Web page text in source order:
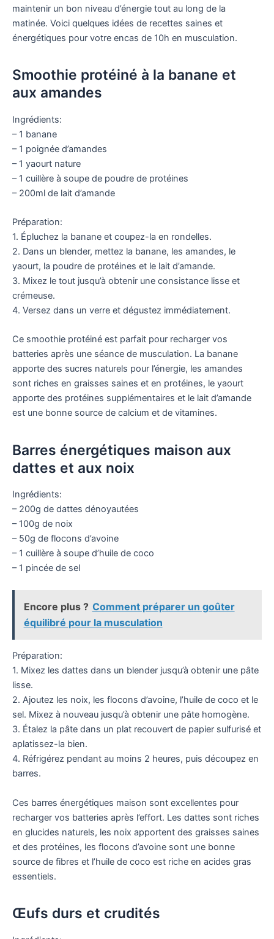
maintenir un bon niveau d’énergie tout au long de la
matinée. Voici quelques idées de recettes saines et
énergétiques pour votre encas de 10h en musculation.
Smoothie protéiné à la banane et
aux amandes
Ingrédients:
– 1 banane
– 1 poignée d’amandes
– 1 yaourt nature
– 1 cuillère à soupe de poudre de protéines
– 200ml de lait d’amande
Préparation:
1. Épluchez la banane et coupez-la en rondelles.
2. Dans un blender, mettez la banane, les amandes, le
yaourt, la poudre de protéines et le lait d’amande.
3. Mixez le tout jusqu’à obtenir une consistance lisse et
crémeuse.
4. Versez dans un verre et dégustez immédiatement.
Ce smoothie protéiné est parfait pour recharger vos
batteries après une séance de musculation. La banane
apporte des sucres naturels pour l’énergie, les amandes
sont riches en graisses saines et en protéines, le yaourt
apporte des protéines supplémentaires et le lait d’amande
est une bonne source de calcium et de vitamines.
Barres énergétiques maison aux
dattes et aux noix
Ingrédients:
– 200g de dattes dénoyautées
– 100g de noix
– 50g de flocons d’avoine
– 1 cuillère à soupe d’huile de coco
– 1 pincée de sel
Encore plus ? Comment préparer un goûter
équilibré pour la musculation
Préparation:
1. Mixez les dattes dans un blender jusqu’à obtenir une pâte
lisse.
2. Ajoutez les noix, les flocons d’avoine, l’huile de coco et le
sel. Mixez à nouveau jusqu’à obtenir une pâte homogène.
3. Étalez la pâte dans un plat recouvert de papier sulfurisé et
aplatissez-la bien.
4. Réfrigérez pendant au moins 2 heures, puis découpez en
barres.
Ces barres énergétiques maison sont excellentes pour
recharger vos batteries après l’effort. Les dattes sont riches
en glucides naturels, les noix apportent des graisses saines
et des protéines, les flocons d’avoine sont une bonne
source de fibres et l’huile de coco est riche en acides gras
essentiels.
Œufs durs et crudités